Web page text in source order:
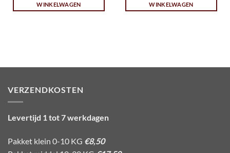
WINKELWAGEN
WINKELWAGEN
VERZENDKOSTEN
Levertijd 1 tot 7 werkdagen
Pakket klein 0-10 KG €8,50